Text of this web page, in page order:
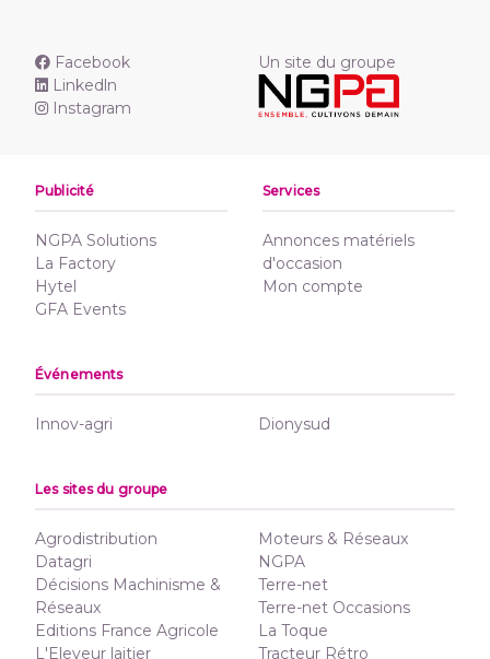
Facebook
Linkedln
Instagram
Un site du groupe
Publicité
NGPA Solutions
La Factory
Hytel
GFA Events
Services
Annonces matériels
d'occasion
Mon compte
Événements
Innov-agri Dionysud
Les sites du groupe
Agrodistribution
Datagri
Décisions Machinisme &
Réseaux
Editions France Agricole
L'Eleveur laitier
Moteurs & Réseaux
NGPA
Terre-net
Terre-net Occasions
La Toque
Tracteur Rétro